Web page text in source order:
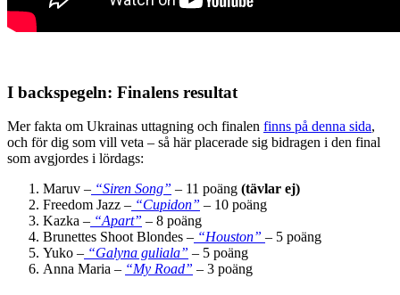
I backspegeln: Finalens resultat
Mer fakta om Ukrainas uttagning och finalen finns på denna sida,
och för dig som vill veta – så här placerade sig bidragen i den final
som avgjordes i lördags:
Maruv – “Siren Song” – 11 poäng (tävlar ej)
Freedom Jazz – “Cupidon” – 10 poäng
Kazka – “Apart” – 8 poäng
Brunettes Shoot Blondes – “Houston” – 5 poäng
Yuko – “Galyna guliala” – 5 poäng
Anna Maria – “My Road” – 3 poäng